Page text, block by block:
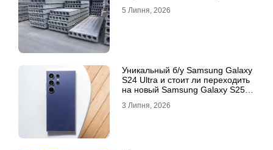
5 Липня, 2026
Уникальный б/у Samsung Galaxy
S24 Ultra и стоит ли переходить
на новый Samsung Galaxy S25
3 Липня, 2026